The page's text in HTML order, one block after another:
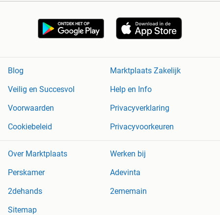
Blog
Marktplaats Zakelijk
Veilig en Succesvol
Help en Info
Voorwaarden
Privacyverklaring
Cookiebeleid
Privacyvoorkeuren
Over Marktplaats
Werken bij
Perskamer
Adevinta
2dehands
2ememain
Sitemap